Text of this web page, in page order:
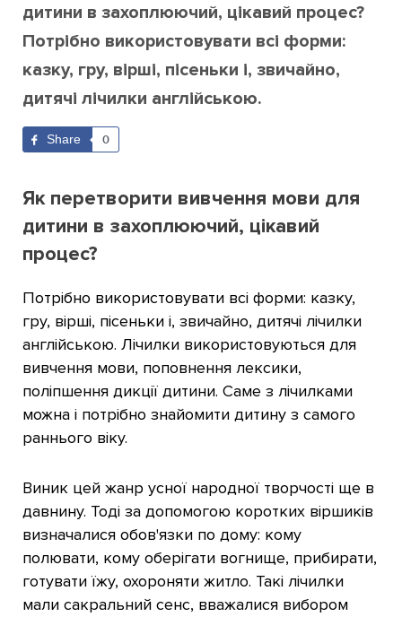
дитини в захоплюючий, цікавий процес?
Потрібно використовувати всі форми:
казку, гру, вірші, пісеньки і, звичайно,
дитячі лічилки англійською.
Share 0
Як перетворити вивчення мови для
дитини в захоплюючий, цікавий
процес?
Потрібно використовувати всі форми: казку,
гру, вірші, пісеньки і, звичайно, дитячі лічилки
англійською. Лічилки використовуються для
вивчення мови, поповнення лексики,
поліпшення дикції дитини. Саме з лічилками
можна і потрібно знайомити дитину з самого
раннього віку.
Виник цей жанр усної народної творчості ще в
давнину. Тоді за допомогою коротких віршиків
визначалися обов'язки по дому: кому
полювати, кому оберігати вогнище, прибирати,
готувати їжу, охороняти житло. Такі лічилки
мали сакральний сенс, вважалися вибором